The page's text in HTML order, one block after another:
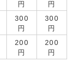
円
円
300
円
300
円
200
円
200
円